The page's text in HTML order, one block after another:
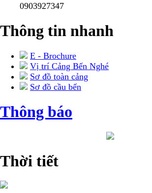
0903927347
Thông tin nhanh
E - Brochure
Vị trí Cảng Bến Nghé
Sơ đồ toàn cảng
Sơ đồ cầu bến
Thông báo
Thời tiết